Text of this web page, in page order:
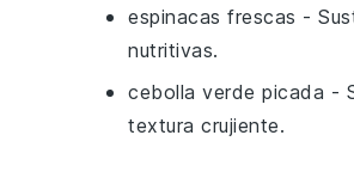
espinacas frescas -
nutritivas.
cebolla verde picada -
textura crujiente.